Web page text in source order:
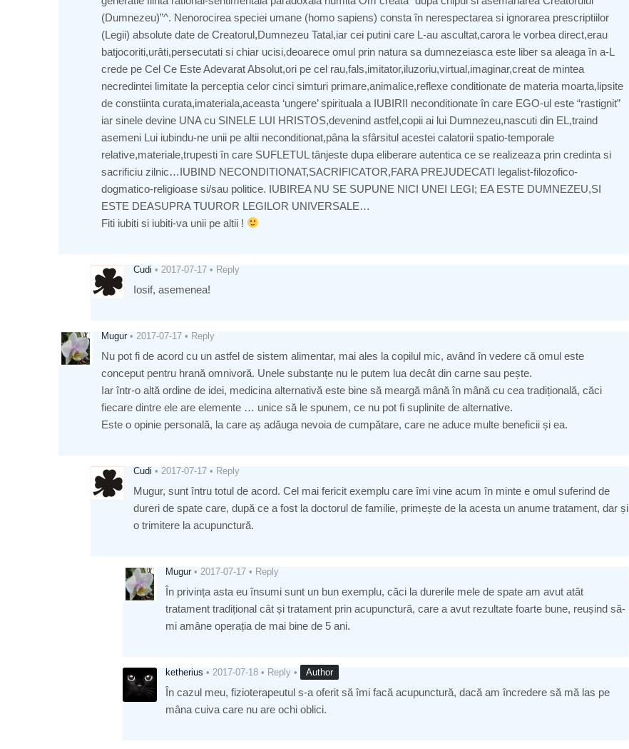
(Dumnezeu)”^. Nenorocirea speciei umane (homo sapiens) consta în nerespectarea si ignorarea prescriptiilor
(Legii) absolute date de Creatorul,Dumnezeu Tatal,iar cei putini care L-au ascultat,carora le vorbea direct,erau
batjocoriti,urâti,persecutati si chiar ucisi,deoarece omul prin natura sa dumnezeiasca este liber sa aleaga în a-L
crede pe Cel Ce Este Adevarat Absolut,ori pe cel rau,fals,imitator,iluzoriu,virtual,imaginar,creat de mintea
necredintei limitate la perceptia celor cinci simturi primare,animalice,reflexe conditionate de materia moarta,lipsite
de constiinta curata,imateriala,aceasta ‘ungere’ spirituala a IUBIRII neconditionate în care EGO-ul este “rastignit”
iar sinele devine UNA cu SINELE LUI HRISTOS,devenind astfel,copii ai lui Dumnezeu,nascuti din EL,traind
asemeni Lui iubindu-ne unii pe altii neconditionat,pâna la sfârsitul acestei calatorii spatio-temporale
relative,materiale,trupesti în care SUFLETUL tânjeste dupa eliberare autentica ce se realizeaza prin credinta si
sacrificiu zilnic…IUBIND NECONDITIONAT,SACRIFICATOR,FARA PREJUDECATI legalist-filozofico-
dogmatico-religioase si/sau politice. IUBIREA NU SE SUPUNE NICI UNEI LEGI; EA ESTE DUMNEZEU,SI
ESTE DEASUPRA TUUROR LEGILOR UNIVERSALE…
Fiti iubiti si iubiti-va unii pe altii !
Cudi • 2017-07-17 • Reply
Iosif, asemenea!
Mugur • 2017-07-17 • Reply
Nu pot fi de acord cu un astfel de sistem alimentar, mai ales la copilul mic, având în vedere că omul este
conceput pentru hrană omnivoră. Unele substanțe nu le putem lua decât din carne sau pește.
Iar într-o altă ordine de idei, medicina alternativă este bine să meargă mână în mână cu cea tradițională, căci
fiecare dintre ele are elemente … unice să le spunem, ce nu pot fi suplinite de alternative.
Este o opinie personală, la care aș adăuga nevoia de cumpătare, care ne aduce multe beneficii și ea.
Cudi • 2017-07-17 • Reply
Mugur, sunt întru totul de acord. Cel mai fericit exemplu care îmi vine acum în minte e omul suferind de
dureri de spate care, după ce a fost la doctorul de familie, primește de la acesta un anume tratament, dar și
o trimitere la acupunctură.
Mugur • 2017-07-17 • Reply
În privința asta eu însumi sunt un bun exemplu, căci la durerile mele de spate am avut atât
tratament tradițional cât și tratament prin acupunctură, care a avut rezultate foarte bune, reușind să-
mi amâne operația de mai bine de 5 ani.
ketherius • 2017-07-18 • Reply • Author
În cazul meu, fizioterapeutul s-a oferit să îmi facă acupunctură, dacă am încredere să mă las pe
mâna cuiva care nu are ochi oblici.